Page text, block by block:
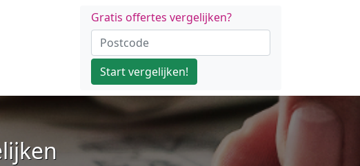
Gratis offertes vergelijken?
Start vergelijken!